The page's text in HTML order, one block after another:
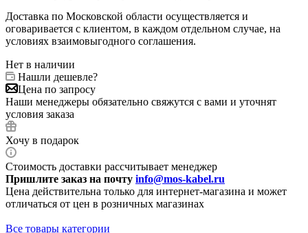
Доставка по Московской области осуществляется и
оговаривается с клиентом, в каждом отдельном случае, на
условиях взаимовыгодного соглашения.
Нет в наличии
Нашли дешевле?
Цена по запросу
Наши менеджеры обязательно свяжутся с вами и уточнят
условия заказа
Хочу в подарок
Стоимость доставки рассчитывает менеджер
Пришлите заказ на почту info@mos-kabel.ru
Цена действительна только для интернет-магазина и может
отличаться от цен в розничных магазинах
Все товары категории